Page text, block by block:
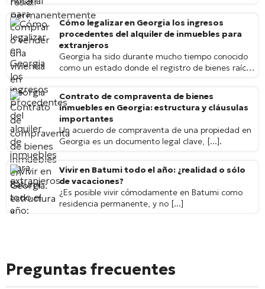
Cómo legalizar en Georgia los ingresos
procedentes del alquiler de inmuebles para
extranjeros
Georgia ha sido durante mucho tiempo conocido
como un estado donde el registro de bienes raíces
Contrato de compraventa de bienes
inmuebles en Georgia: estructura y cláusulas
importantes
Un acuerdo de compraventa de una propiedad en
Georgia es un documento legal clave, [...].
Vivir en Batumi todo el año: ¿realidad o sólo
de vacaciones?
¿Es posible vivir cómodamente en Batumi como
residencia permanente, y no [...]
Preguntas frecuentes